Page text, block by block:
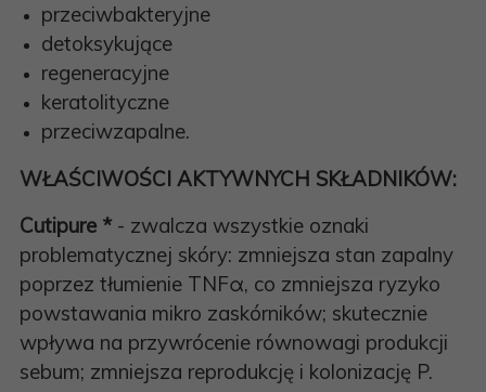
przeciwbakteryjne
detoksykujące
regeneracyjne
keratolityczne
przeciwzapalne.
WŁAŚCIWOŚCI AKTYWNYCH SKŁADNIKÓW:
Cutipure *- zwalcza wszystkie oznaki
problematycznej skóry: zmniejsza stan zapalny
poprzez tłumienie TNFα, co zmniejsza ryzyko
powstawania mikro zaskórników; skutecznie
wpływa na przywrócenie równowagi produkcji
sebum; zmniejsza reprodukcję i kolonizację P.